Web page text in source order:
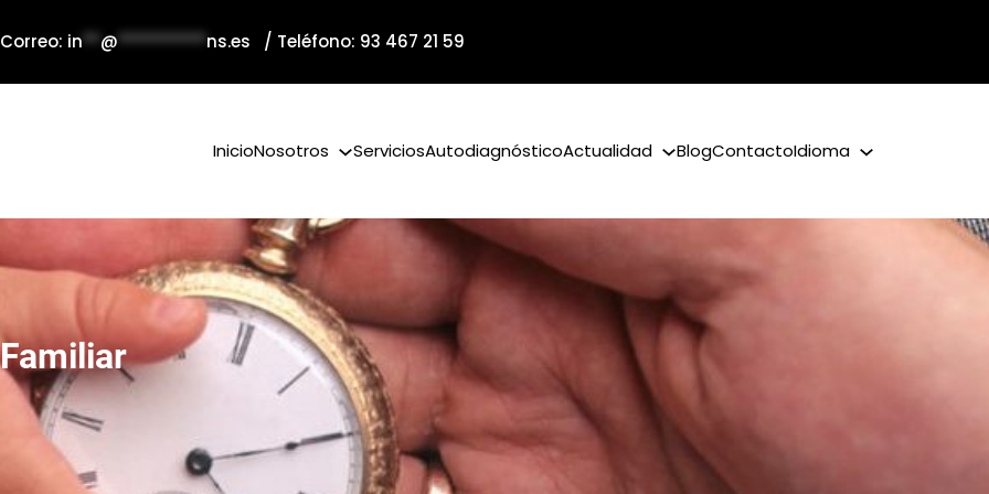
in**@**********ns.es / Teléfono: 93 467 21 59
InicioNosotros ServiciosAutodiagnósticoActualidad BlogContactoIdioma